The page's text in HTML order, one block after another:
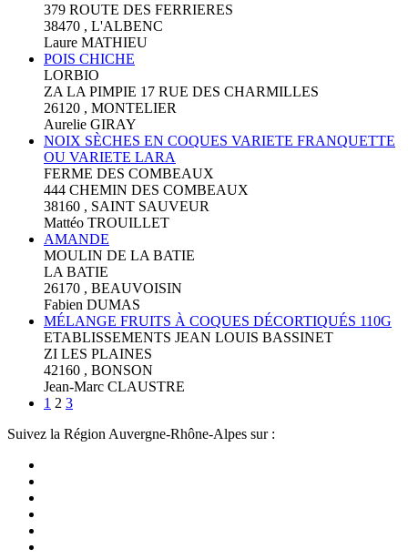
379 ROUTE DES FERRIERES
38470 , L'ALBENC
Laure MATHIEU
POIS CHICHE
LORBIO
ZA LA PIMPIE 17 RUE DES CHARMILLES
26120 , MONTELIER
Aurelie GIRAY
NOIX SÈCHES EN COQUES VARIETE FRANQUETTE
OU VARIETE LARA
FERME DES COMBEAUX
444 CHEMIN DES COMBEAUX
38160 , SAINT SAUVEUR
Mattéo TROUILLET
AMANDE
MOULIN DE LA BATIE
LA BATIE
26170 , BEAUVOISIN
Fabien DUMAS
MÉLANGE FRUITS À COQUES DÉCORTIQUÉS 110G
ETABLISSEMENTS JEAN LOUIS BASSINET
ZI LES PLAINES
42160 , BONSON
Jean-Marc CLAUSTRE
1 2 3
Suivez la Région Auvergne-Rhône-Alpes sur :